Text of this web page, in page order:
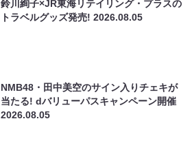
鈴川絢子×JR東海リテイリング・プラスの
トラベルグッズ発売!2026.08.05
NMB48・田中美空のサイン入りチェキが
当たる! dバリューパスキャンペーン開催
2026.08.05